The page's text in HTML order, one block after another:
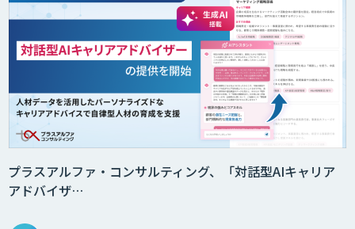
プラスアルファ・コンサルティング、「対話型AIキャリア
アドバイザ…